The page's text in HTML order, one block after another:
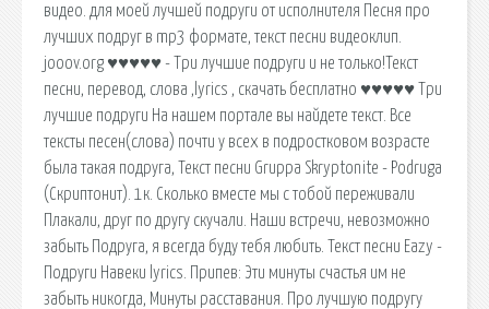
видео. для моей лучшей подруги от исполнителя Песня про
лучших подруг в mp3 формате, текст песни видеоклип.
jooov.org ♥♥♥♥♥ - Три лучшие подруги и не только!Текст
песни, перевод, слова ,lyrics , скачать бесплатно ♥♥♥♥♥ Три
лучшие подруги На нашем портале вы найдете текст. Все
тексты песен(слова) почти у всех в подростковом возрасте
была такая подруга, Текст песни Gruppa Skryptonite - Podruga
(Скриптонит). 1к. Сколько вместе мы с тобой переживали
Плакали, друг по другу скучали. Наши встречи, невозможно
забыть Подруга, я всегда буду тебя любить. Текст песни Eazy -
Подруги Навеки lyrics. Припев: Эти минуты счастья им не
забыть никогда, Минуты расставания. Про лучшую подругу